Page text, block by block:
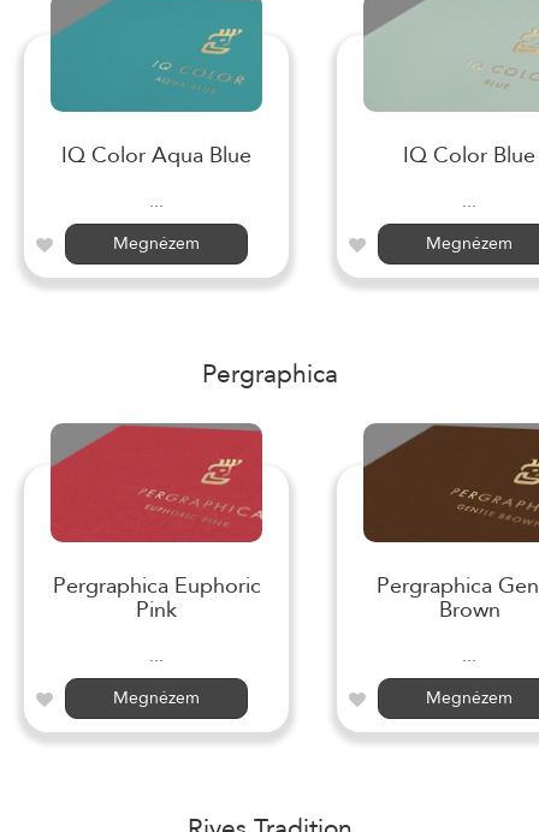
IQ Color Aqua Blue
...
Megnézem
IQ Color Blue
...
Megnézem
Pergraphica
Pergraphica Euphoric
Pink
...
Megnézem
Pergraphica
Brown
...
Megnézem